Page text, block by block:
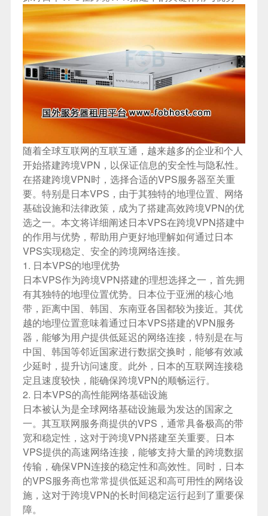
随着全球互联网的互联互通，越来越多的企业和个人
开始搭建跨境VPN，以保证信息的安全性与隐私性。
在搭建跨境VPN时，选择合适的VPS服务器至关重
要。特别是日本VPS，由于其独特的地理位置、网络
基础设施和法律政策，成为了搭建高效跨境VPN的优
选之一。本文将详细阐述日本VPS在跨境VPN搭建中
的作用与优势，帮助用户更好地理解如何通过日本
VPS实现稳定、安全的跨境网络连接。
1. 日本VPS的地理优势
日本VPS作为跨境VPN搭建的理想选择之一，首先拥
有其独特的地理位置优势。日本位于亚洲的核心地
带，距离中国、韩国、东南亚各国都较为接近。其优
越的地理位置意味着通过日本VPS搭建的VPN服务
器，能够为用户提供低延迟的网络连接，特别是在与
中国、韩国等邻近国家进行数据交换时，能够有效减
少延时，提升访问速度。此外，日本的互联网连接稳
定且速度较快，能确保跨境VPN的顺畅运行。
2. 日本VPS的高性能网络基础设施
日本被认为是全球网络基础设施最为发达的国家之
一。其互联网服务商提供的VPS，通常具备极高的带
宽和稳定性，这对于跨境VPN搭建至关重要。日本
VPS提供的高速网络连接，能够支持大量的跨境数据
传输，确保VPN连接的稳定性和高效性。同时，日本
的VPS服务商也常常提供低延迟和高可用性的网络设
施，这对于跨境VPN的长时间稳定运行起到了重要保
障。